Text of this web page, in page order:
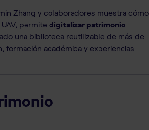
Zhang y colaboradores muestra cómo
permite digitalizar patrimonio
una biblioteca reutilizable de más de
formación académica y experiencias